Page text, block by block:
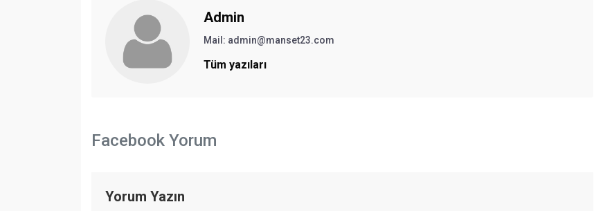
Admin
Mail: admin@manset23.com
Tüm yazıları
Facebook Yorum
Yorum Yazın